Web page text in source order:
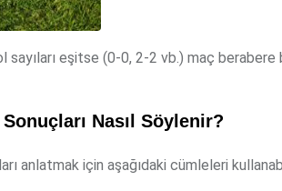
sayıları eşitse (0-0, 2-2 vb.) maç
Nasıl Söylenir?
anlatmak için aşağıdaki cümleleri